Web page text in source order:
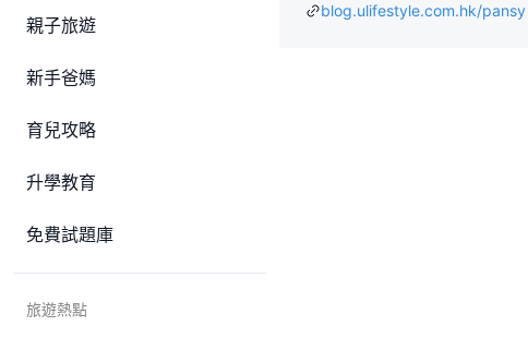
親子旅遊
新手爸媽
育兒攻略
升學教育
免費試題庫
旅遊熱點
blog.ulifestyle.com.hk/pansy